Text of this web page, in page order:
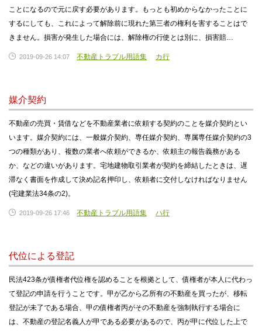
ことになるので元に戻す必要があります。もっとも初めからなかったことに
するにしても、これによって解除前に現れた第三者の権利を害することはで
きません。損害が発生した場合には、解除権の行使とは別に、損害賠…
2019-09-26 14:07 不動産トラブル用語集 カ行
媒介契約
不動産の売買・賃借などを不動産業者に依頼する契約のことを媒介契約とい
います。媒介契約には、一般媒介契約、専任媒介契約、専属専任媒介契約の3
つの種類があり、複数の業者へ依頼ができるか、依頼主の報告義務がある
か、などの違いがあります。宅地建物取引業者が契約を締結したときは、遅
滞なく書面を作成して決め記名押印し、依頼者に交付しなければなりません
(宅建業法34条の2)。
2019-09-26 17:46 不動産トラブル用語集 ハ行
代位による登記
民法423条が債権者代位権を認めることを根拠として、債権者が本人に代わっ
て登記の申請を行うことです。甲が乙から乙所有の不動産を買ったが、移転
登記が未了である場合、甲の債権者丙がその不動産を強制執行する場合に
は、不動産の登記名義人が甲である必要があるので、丙が甲に代位した上で